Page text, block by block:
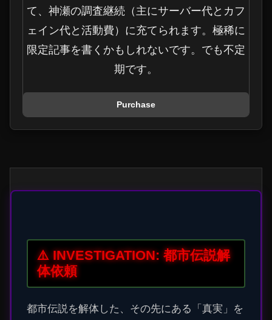
て、神瀬の調査継続（主にサーバー代とカフ
ェイン代と活動費）に充てられます。極稀に
限定記事を書くかもしれないです。でも不定
期です。
Purchase
⚠️ INVESTIGATION: 都市伝説解
体依頼
都市伝説を解体した、その先にある「真実」を